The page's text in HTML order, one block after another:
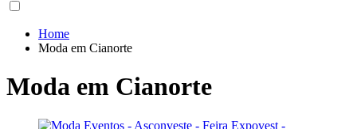
Home
Moda em Cianorte
Moda em Cianorte